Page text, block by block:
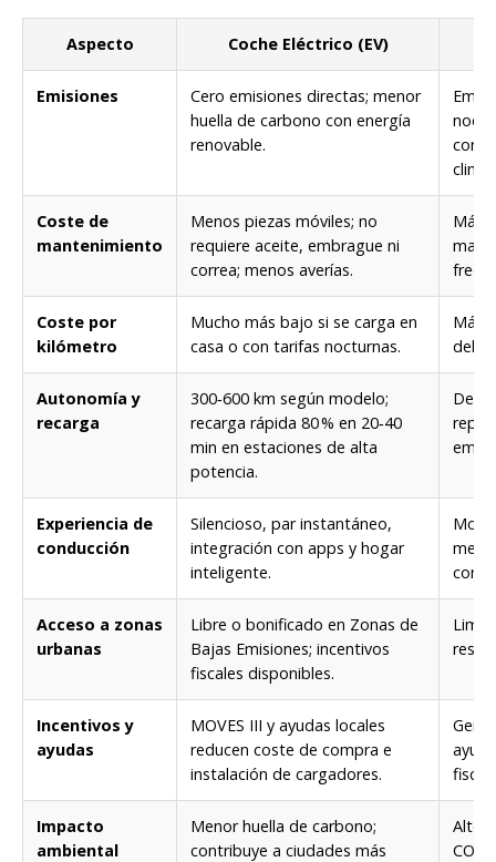
Aspecto Coche Eléctrico (EV)
Emisiones
Cero emisiones directas; menor
huella de carbono con energía
renovable.
Coste de
mantenimiento
Menos piezas móviles; no
requiere aceite, embrague ni
correa; menos averías.
Más
Coste por
kilómetro
Mucho más bajo si se carga en
casa o con tarifas nocturnas.
Más
del
Autonomía y
recarga
300‑600 km según modelo;
recarga rápida 80 % en 20‑40
min en estaciones de alta
potencia.
Experiencia de
conducción
Silencioso, par instantáneo,
integración con apps y hogar
inteligente.
Acceso a zonas
urbanas
Libre o bonificado en Zonas de
Bajas Emisiones; incentivos
fiscales disponibles.
Incentivos y
ayudas
MOVES III y ayudas locales
reducen coste de compra e
instalación de cargadores.
Impacto
ambiental
Menor huella de carbono;
contribuye a ciudades más
Alto
CO₂